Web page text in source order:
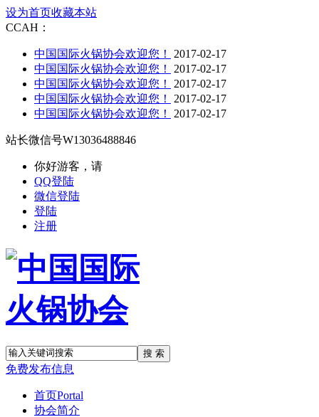
设为首页收藏本站
CCAH：
中国国际火锅协会欢迎您！
2017-02-17
中国国际火锅协会欢迎您！
2017-02-17
中国国际火锅协会欢迎您！
2017-02-17
中国国际火锅协会欢迎您！
2017-02-17
中国国际火锅协会欢迎您！
2017-02-17
站长微信号W13036488846
你好游客，请
QQ登陆
微信登陆
登陆
注册
搜 索
免费发布信息
首页Portal
协会简介